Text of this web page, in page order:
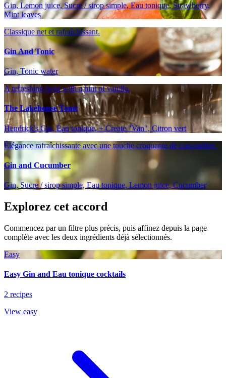
Gin, Lemon juice, Sucre / sirop simple, Eau tonique, Strawberry,
Mint leaves
Classique net et rafraîchissant.
Gin And Tonic
Gin, Tonic water
A refreshing twist with a hint of vanilla.
The Lakehouse Tonic
Hendrick's Gin, Eau tonique, + Create "Van", Citron vert
Élégance rafraîchissante avec une touche croquante de concombre.
Gin and Cucumber
Gin, Sucre / sirop simple, Eau tonique, Lemon juice, Cucumber
Explorez cet accord
Commencez par un filtre plus précis, puis affinez depuis la page
complète avec les deux ingrédients déjà sélectionnés.
Easy
Easy Gin and Eau tonique cocktails
2 recipes
View easy